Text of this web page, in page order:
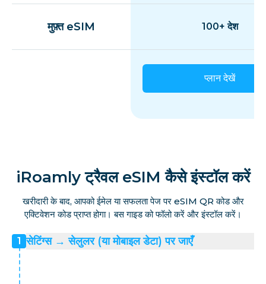
मुफ़्त eSIM 100+ देश
प्लान देखें
iRoamly ट्रैवल eSIM कैसे इंस्टॉल करें
खरीदारी के बाद, आपको ईमेल या सफलता पेज पर eSIM QR कोड और
एक्टिवेशन कोड प्राप्त होगा। बस गाइड को फॉलो करें और इंस्टॉल करें।
1 सेटिंग्स → सेलुलर (या मोबाइल डेटा) पर जाएँ